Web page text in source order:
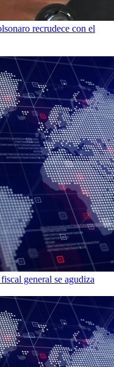
recrudece con el
general se agudiza